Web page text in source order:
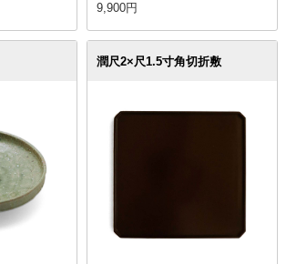
9,900円
潤尺2×尺1.5寸角切折敷